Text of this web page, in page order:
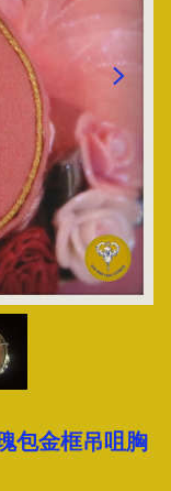
包金框吊咀胸